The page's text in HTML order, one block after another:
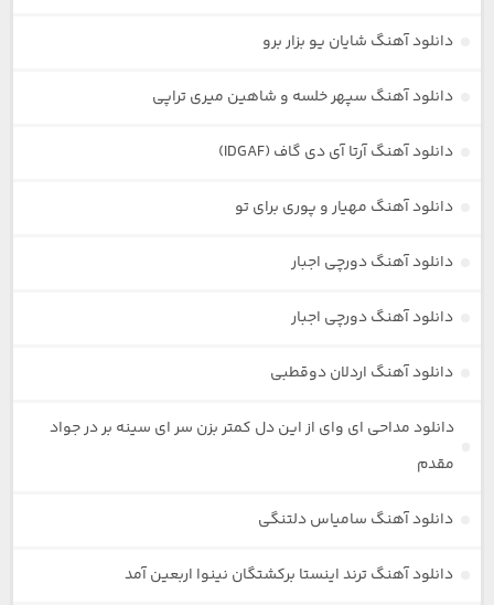
دانلود آهنگ شایان یو بزار برو
دانلود آهنگ سپهر خلسه و شاهین میری تراپی
دانلود آهنگ آرتا آی دی گاف (IDGAF)
دانلود آهنگ مهیار و پوری برای تو
دانلود آهنگ دورچی اجبار
دانلود آهنگ دورچی اجبار
دانلود آهنگ اردلان دوقطبی
دانلود مداحی ای وای از این دل کمتر بزن سر ای سینه بر در جواد
مقدم
دانلود آهنگ سامیاس دلتنگی
دانلود آهنگ ترند اینستا برکشتگان نینوا اربعین آمد